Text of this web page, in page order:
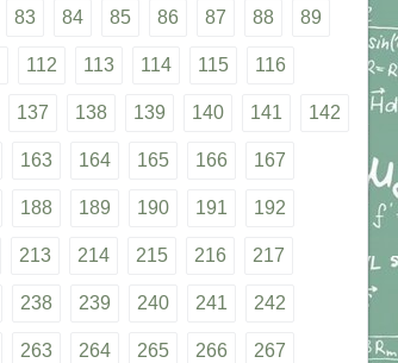
83 84 85 86 87 88 89
112 113 114 115 116
137 138 139 140 141 142
163 164 165 166 167
188 189 190 191 192
213 214 215 216 217
238 239 240 241 242
263 264 265 266 267